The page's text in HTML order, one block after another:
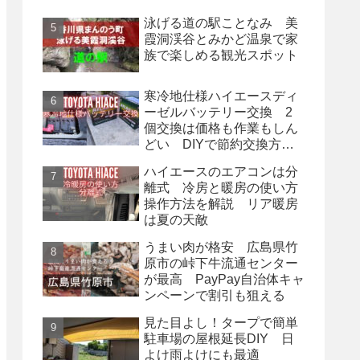
泳げる道の駅ことなみ 美
霞洞渓谷とみかど温泉で家
族で楽しめる観光スポット
寒冷地仕様ハイエースディ
ーゼルバッテリー交換 2
個交換は価格も作業もしん
どい DIYで節約交換方
ハイエースのエアコンは分
離式 冷房と暖房の使い方
操作方法を解説 リア暖房
は夏の天敵
うまい肉が格安 広島県竹
原市の峠下牛流通センター
が最高 PayPay自治体キャ
ンペーンで割引も狙える
見た目よし！タープで簡単
駐車場の屋根延長DIY 日
よけ雨よけにも最適